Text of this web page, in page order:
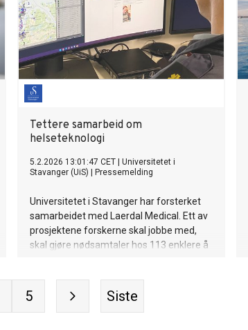
Tettere samarbeid om
helseteknologi
5.2.2026 13:01:47 CET
Universitetet i
Stavanger (UiS)
Pressemelding
Universitetet i Stavanger har forsterket
samarbeidet med Laerdal Medical. Ett av
prosjektene forskerne skal jobbe med,
skal gjøre nødsamtaler hos 113 enklere å
5 Siste